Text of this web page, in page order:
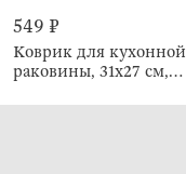
549 ₽
Коврик для кухонной
раковины, 31х27 см,